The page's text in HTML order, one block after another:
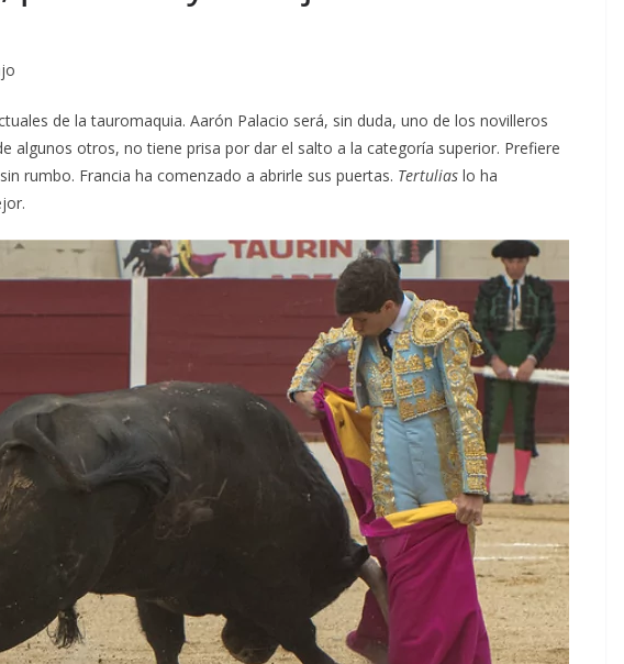
de la tauromaquia. Aarón Palacio será, sin duda, uno de los novilleros
algunos otros, no tiene prisa por dar el salto a la categoría superior. Prefiere
rumbo. Francia ha comenzado a abrirle sus puertas. Tertulias lo ha
TAURINES 2026
au seuil des
ACTUALITÉS TAURINES
CHRONIQUES TAURINES 2026
Istres : la feria des
ultimes émotions
18/06/2026 Olivier Castelnau